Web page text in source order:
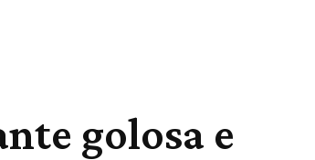
golosa e